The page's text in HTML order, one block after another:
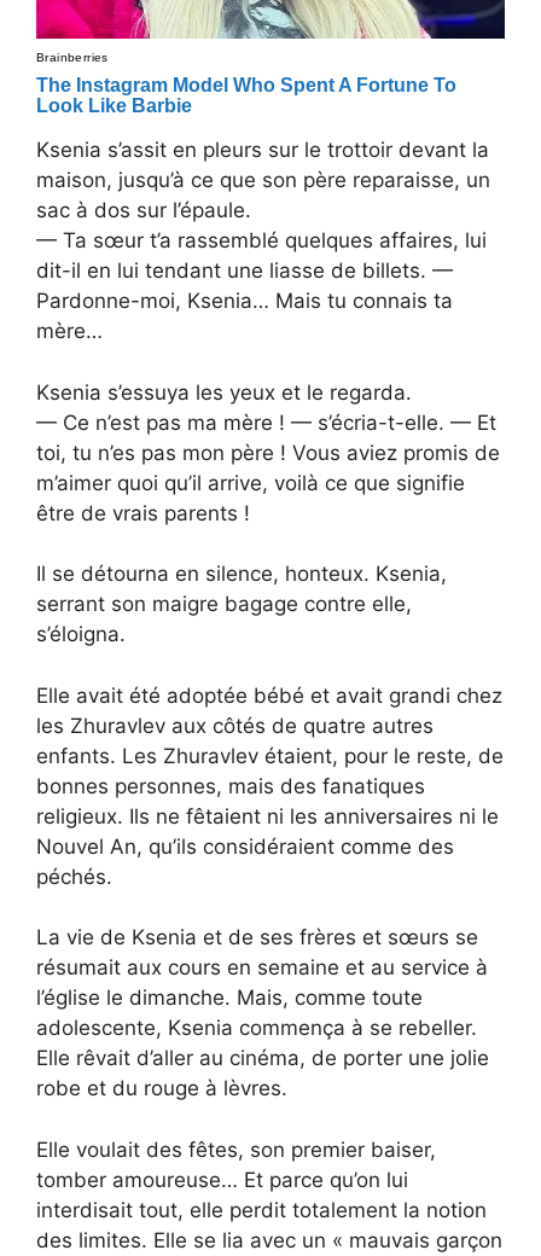
Ksenia s’assit en pleurs sur le trottoir devant la
maison, jusqu’à ce que son père reparaisse, un
sac à dos sur l’épaule.
— Ta sœur t’a rassemblé quelques affaires, lui
dit-il en lui tendant une liasse de billets. —
Pardonne-moi, Ksenia… Mais tu connais ta
mère…
Ksenia s’essuya les yeux et le regarda.
— Ce n’est pas ma mère ! — s’écria-t-elle. — Et
toi, tu n’es pas mon père ! Vous aviez promis de
m’aimer quoi qu’il arrive, voilà ce que signifie
être de vrais parents !
Il se détourna en silence, honteux. Ksenia,
serrant son maigre bagage contre elle,
s’éloigna.
Elle avait été adoptée bébé et avait grandi chez
les Zhuravlev aux côtés de quatre autres
enfants. Les Zhuravlev étaient, pour le reste, de
bonnes personnes, mais des fanatiques
religieux. Ils ne fêtaient ni les anniversaires ni le
Nouvel An, qu’ils considéraient comme des
péchés.
La vie de Ksenia et de ses frères et sœurs se
résumait aux cours en semaine et au service à
l’église le dimanche. Mais, comme toute
adolescente, Ksenia commença à se rebeller.
Elle rêvait d’aller au cinéma, de porter une jolie
robe et du rouge à lèvres.
Elle voulait des fêtes, son premier baiser,
tomber amoureuse… Et parce qu’on lui
interdisait tout, elle perdit totalement la notion
des limites. Elle se lia avec un « mauvais garçon